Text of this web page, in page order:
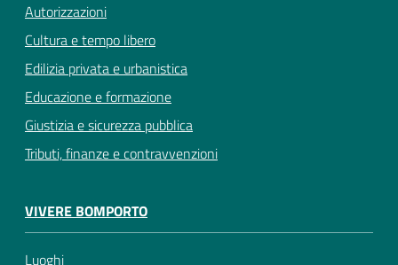
Autorizzazioni
Cultura e tempo libero
Edilizia privata e urbanistica
Educazione e formazione
Giustizia e sicurezza pubblica
Tributi, finanze e contravvenzioni
VIVERE BOMPORTO
Luoghi